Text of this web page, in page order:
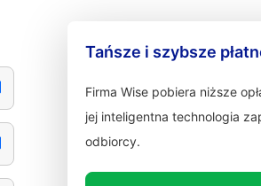
Tańsze i szybsze
Firma Wise pobiera niższe
jej inteligentna technologia
odbiorcy.